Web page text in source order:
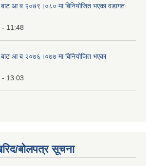
बाट आ ब २०७९।०८० मा बिनियोजित भएका वडागत
- 11:48
बाट आ ब २०७६।०७७ मा बिनियोजित भएका
- 13:03
बोलपत्र सूचना